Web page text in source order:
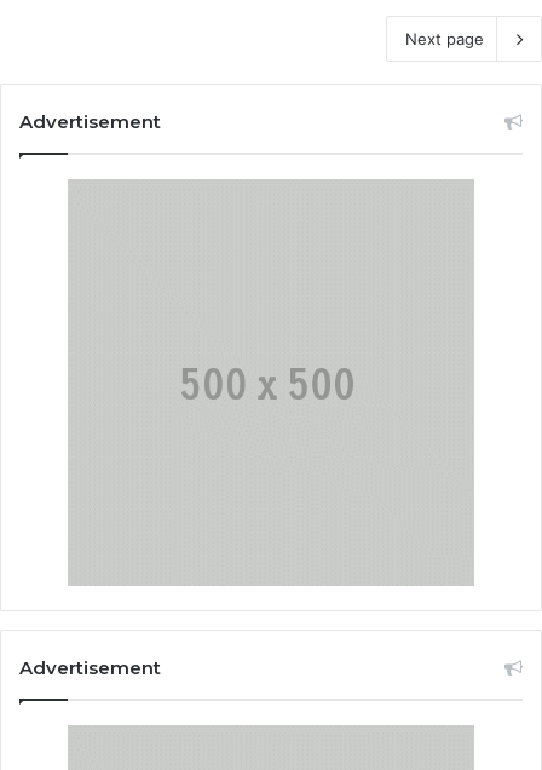
Next page
Advertisement
Advertisement